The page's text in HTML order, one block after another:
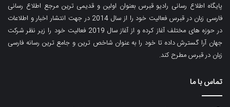
پایگاه اطلاع رسانی رادیو قبرس بعنوان اولین و قدیمی ترین مرجع اطلاع رسانی
فارسی زبان در قبرس فعالیت خود را از سال 2014 در جهت انتشار اخبار و اطلاعات
در حوزه های مختلف آغاز کرده و از آغاز سال 2019 فعالیت خود را زیر نظر شرکت
جهان آرا گسترش داده تا خود را به عنوان شاخص ترین و جامع ترین رسانه فارسی
زبان در قبرس مطرح کند.
تماس با ما